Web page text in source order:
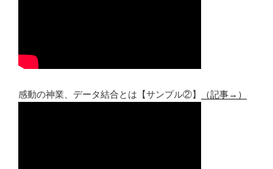
感動の神業、データ結合とは【サンプル②】 （記事→）